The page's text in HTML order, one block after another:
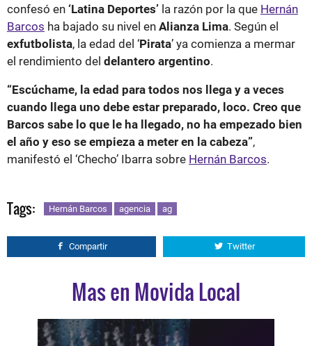
confesó en ‘Latina Deportes’ la razón por la que Hernán
Barcos ha bajado su nivel en Alianza Lima. Según el
exfutbolista, la edad del ‘Pirata’ ya comienza a mermar
el rendimiento del delantero argentino.
“Escúchame, la edad para todos nos llega y a veces
cuando llega uno debe estar preparado, loco. Creo que
Barcos sabe lo que le ha llegado, no ha empezado bien
el año y eso se empieza a meter en la cabeza”,
manifestó el ‘Checho’ Ibarra sobre Hernán Barcos.
Tags: Hernán Barcos agencia ag
Compartir Twitter
Mas en Movida Local